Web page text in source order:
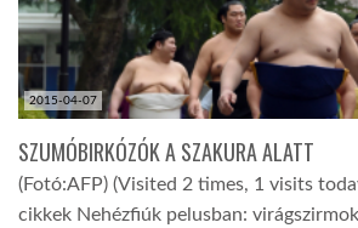
2015-04-07
SZUMÓBIRKÓZÓK A SZAKURA ALATT
(Fotó:AFP) (Visited 2 times, 1 visits
cikkek Nehézfiúk pelusban: